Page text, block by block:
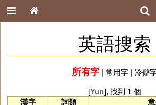
英語搜索
所有字| 常用字| 冷僻
[Yun], 找到 1 個
漢字
詞類